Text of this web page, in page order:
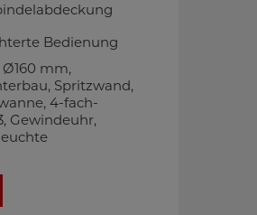
Bedienung
mm,
Spritzwand,
4-fach-
Gewindeuhr,